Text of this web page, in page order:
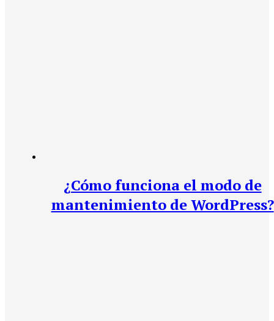
¿Cómo funciona el modo de
mantenimiento de WordPress?